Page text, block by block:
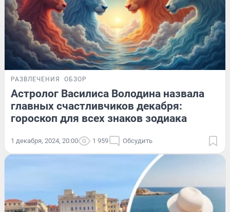
РАЗВЛЕЧЕНИЯ ОБЗОР
Астролог Василиса Володина назвала
главных счастливчиков декабря:
гороскоп для всех знаков зодиака
1 декабря, 2024, 20:00 1 959 Обсудить